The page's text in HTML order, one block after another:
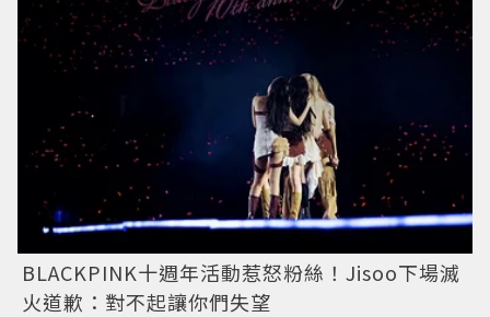
BLACKPINK十週年活動惹怒粉絲！Jisoo下場滅
火道歉：對不起讓你們失望